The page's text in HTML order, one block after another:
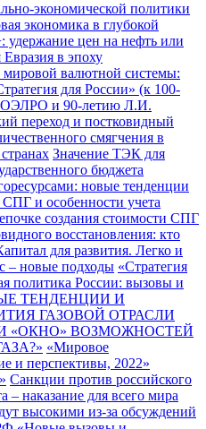
экономической политики
экономика в глубокой
цен на нефть или
в эпоху
мировой валютной системы:
для России» (к 100-
и 90-летию Л.И.
переход и постковидный
смягчения в
Значение ТЭК для
бюджета
новые тенденции
и особенности учета
создания стоимости СПГ
восстановления: кто
для развития. Легко и
– новые подходы «Стратегия
политика России: вызовы и
ТЕНДЕНЦИИ И
ГАЗОВОЙ ОТРАСЛИ
«ОКНО» ВОЗМОЖНОСТЕЙ
«Мировое
и перспективы, 2022»
Санкции против российского
– наказание для всего мира
высокими из-за обсуждений